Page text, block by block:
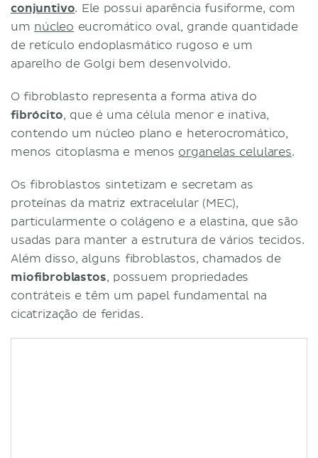
conjuntivo. Ele possui aparência fusiforme, com
um núcleo eucromático oval, grande quantidade
de retículo endoplasmático rugoso e um
aparelho de Golgi bem desenvolvido.
O fibroblasto representa a forma ativa do
fibrócito, que é uma célula menor e inativa,
contendo um núcleo plano e heterocromático,
menos citoplasma e menos organelas celulares.
Os fibroblastos sintetizam e secretam as
proteínas da matriz extracelular (MEC),
particularmente o colágeno e a elastina, que são
usadas para manter a estrutura de vários tecidos.
Além disso, alguns fibroblastos, chamados de
miofibroblastos, possuem propriedades
contráteis e têm um papel fundamental na
cicatrização de feridas.